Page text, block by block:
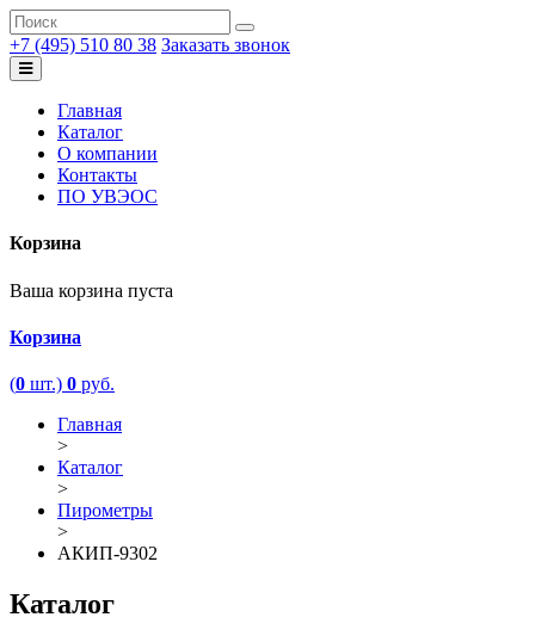
+7 (495) 510 80 38 Заказать звонок
Главная
Каталог
О компании
Контакты
ПО УВЭОС
Корзина
Ваша корзина пуста
Корзина
(0 шт.) 0 руб.
Главная
>
Каталог
>
Пирометры
>
АКИП-9302
Каталог